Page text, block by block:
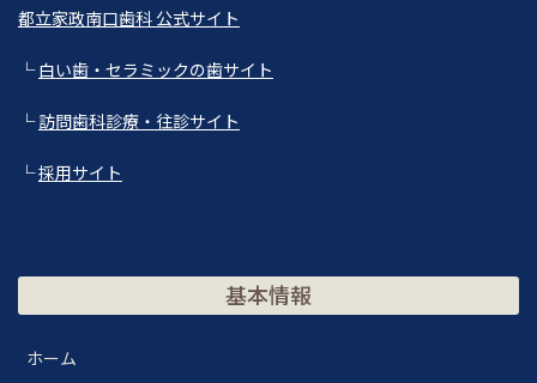
都立家政南口歯科 公式サイト
└白い歯・セラミックの歯サイト
└訪問歯科診療・往診サイト
└採用サイト
基本情報
ホーム